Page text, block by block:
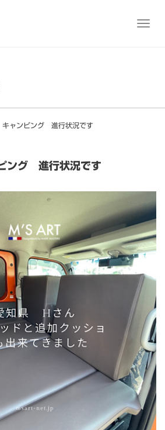
メ
ャンピング 進行状況です
ング 進行状況です